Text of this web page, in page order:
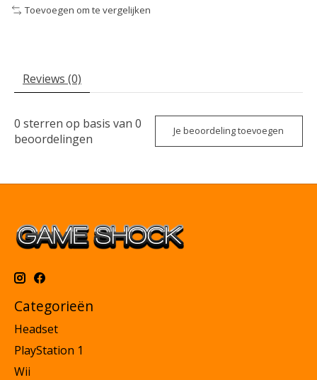
Toevoegen om te vergelijken
Reviews (0)
0 sterren op basis van 0
beoordelingen
Je beoordeling toevoegen
Categorieën
Headset
PlayStation 1
Wii